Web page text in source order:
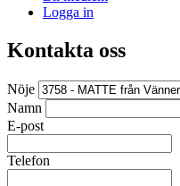
Logga in
Kontakta oss
Nöje
Namn
E-post
Telefon